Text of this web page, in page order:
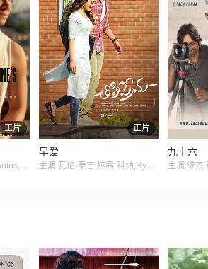
正片
主演:Bela Padilla,JC Santos,Regine Tolentino,Jay Castillo,Stacey Gabriel,Phoebe Villamor,Rayton Lamay,Merwyn Abel,Aries Go
正片
早爱
主演:瓦伦·泰吉,拉茜·科纳,Hyper Aadi
九十六